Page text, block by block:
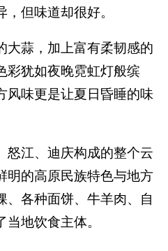
但味道却很好。
大蒜，加上富有柔韧感的
彩犹如夜晚霓虹灯般缤
风味更是让夏日昏睡的味
怒江、迪庆构成的整个云
明的高原民族特色与地方
、各种面饼、牛羊肉、自
地饮食主体。